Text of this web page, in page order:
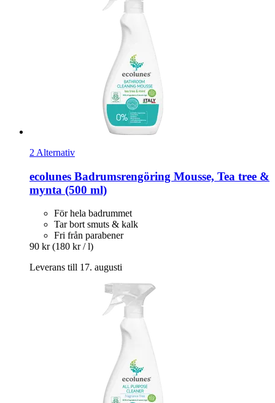
2 Alternativ
ecolunes Badrumsrengöring Mousse, Tea tree &
mynta (500 ml)
För hela badrummet
Tar bort smuts & kalk
Fri från parabener
90 kr (180 kr / l)
Leverans till 17. augusti